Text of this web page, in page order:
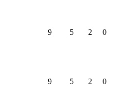
9 5 2 0
9 5 2 0